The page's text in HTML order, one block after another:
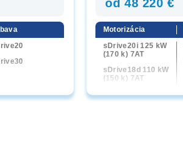
od 48 220 €
Motorizácia
sDrive20i 125 kW
(170 k) 7AT
sDrive18d 110 kW
(150 k) 7AT
sDrive20d 120
kW (163 k) 7AT